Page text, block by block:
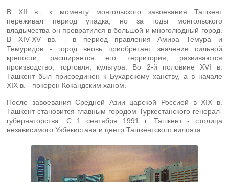
В XII в., к моменту монгольского завоевания Ташкент
переживал период упадка, но за годы монгольского
владычества он превратился в большой и многолюдный город.
В XIV-XV вв. - в период правления Амира Темура и
Темуридов - город вновь приобретает значение сильной
крепости, расширяется его территория, развиваются
производство, торговля, культура. Во 2-й половине XVI в.
Ташкент был присоединен к Бухарскому ханству, а в начале
XIX в. - покорен Кокандским ханом.
После завоевания Средней Азии царской Россией в XIX в.
Ташкент становится главным городом Туркестанского генерал-
губернаторства. С 1 сентября 1991 г. Ташкент - столица
независимого Узбекистана и центр Ташкентского вилоята.